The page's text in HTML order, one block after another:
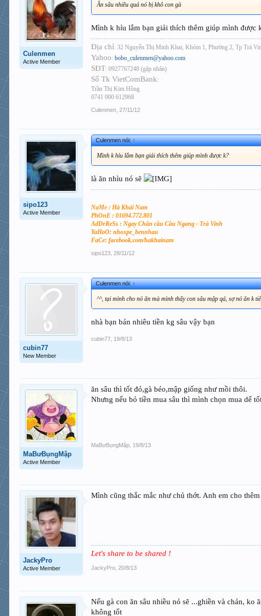
Culenmen
Active Member
Ăn sâu nhiều quá nó bị khô con gà
Mình k hỉu lắm bạn giải thích thêm giúp mình được
Địa chỉ: 32 Nguyễn Thị Minh Khai, Khóm 1, Phường 2, Tp Trà
Yahoo:bobo_culenmen@yahoo.com
SĐT: 0927767248 (gặp nhân)
Số Tk VietComBank:
Trần Thị Kim Hồng
0741 000 612968
Culenmen 27/11/12
sipo123
Active Member
Culenmen nói:↑
Mình k hỉu lắm bạn giải thích thêm giúp mình được k?
là ăn nhìu nó sẽ
NaMe : Hà Khải Nam
PhOnE : 01694.772.801
AdDrReSs : Ngay Chân cầu Cầu Ngang - Trà Vinh
YaHoO: nhoxpe_bennhau
FaCe: facebook.com/hakhainam
sipo123 28/11/12
cubin77
New Member
Culenmen nói:↑
^^, tại mình cho nó ăn mà mình thấy con sâu mập qá, sợ nó ăn k
nhà bạn bán nhiêu tiền kg sâu vậy bạn
cubin77 19/8/13
MaBưBụngMập
Active Member
ăn sâu thì tốt đó,gà béo,mập giống như mồi thôi.
Nhưng nếu bỏ tiền mua sâu thì mình chọn mua dế
MaBưBụngMập 19/8/13
JackyPro
Active Member
Mình cũng thắc mắc như chủ thớt. Anh em cho
Let's share to be shared !
JackyPro 20/8/13
Nếu gà con ăn sâu nhiều nó sẽ ...ghiền và chán, ko
không tốt